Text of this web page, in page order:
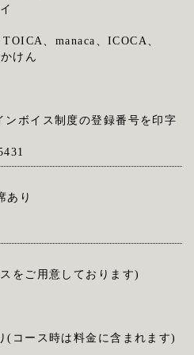
、manaca、ICOCA、
けん
ボイス制度の登録番号を印字
あり
をご用意しております)
コース時は料金に含まれます)